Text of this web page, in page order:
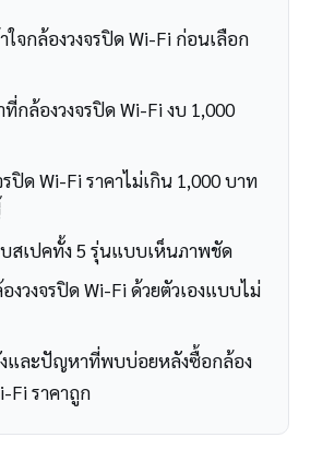
ใจกล้องวงจรปิด Wi-Fi ก่อนเลือก
กล้องวงจรปิด Wi-Fi งบ 1,000
ปิด Wi-Fi ราคาไม่เกิน 1,000 บาท
บสเปคทั้ง 5 รุ่นแบบเห็นภาพชัด
งวงจรปิด Wi-Fi ด้วยตัวเองแบบไม่
งและปัญหาที่พบบ่อยหลังซื้อกล้อง
Fi ราคาถูก